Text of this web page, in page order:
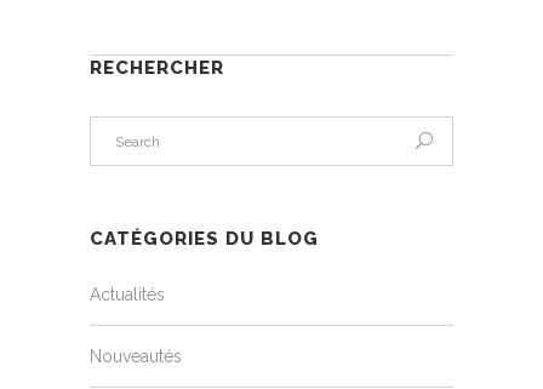
RECHERCHER
CATÉGORIES DU BLOG
Actualités
Nouveautés